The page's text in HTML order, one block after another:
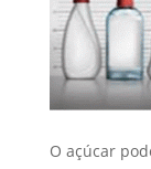
O açúcar